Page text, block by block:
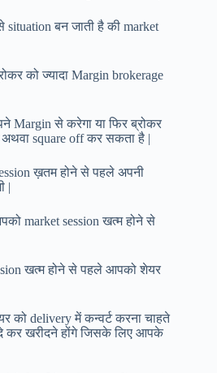
situation बन जाती है की market
को ज्यादा Margin brokerage
Margin से करेगा या फिर ब्रोकर
square off कर सकता है |
ख़तम होने से पहले अपनी
|
market session खत्म होने से
खत्म होने से पहले आपको शेयर
को delivery में कन्वर्ट करना चाहते
कर खरीदने होंगे जिसके लिए आपके